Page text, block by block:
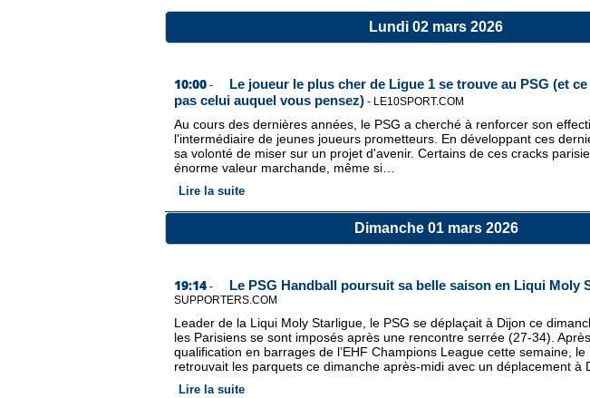
Lundi 02 mars 2026
10:00 -
Le joueur le plus cher de Ligue 1 se trouve au PSG (et
pas celui auquel vous pensez) - LE10SPORT.COM
Au cours des dernières années, le PSG a cherché à renforcer son
l'intermédiaire de jeunes joueurs prometteurs. En développant ces
sa volonté de miser sur un projet d'avenir. Certains de ces cracks
énorme valeur marchande, même si…
Lire la suite
Dimanche 01 mars 2026
19:14 - Le PSG Handball poursuit sa belle saison en Liqui Moly
SUPPORTERS.COM
Leader de la Liqui Moly Starligue, le PSG se déplaçait à Dijon ce
les Parisiens se sont imposés après une rencontre serrée (27-34).
qualification en barrages de l’EHF Champions League cette semaine, le
retrouvait les parquets ce dimanche après-midi avec un déplacement à
Lire la suite